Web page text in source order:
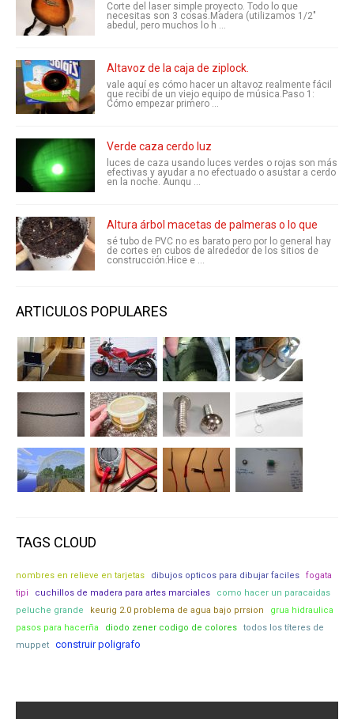
Corte del laser simple proyecto. Todo lo que
necesitas son 3 cosas.Madera (utilizamos 1/2"
abedul, pero muchos lo h ...
Altavoz de la caja de ziplock.
vale aquí es cómo hacer un altavoz realmente fácil
que recibí de un viejo equipo de música.Paso 1:
Cómo empezar primero ...
Verde caza cerdo luz
luces de caza usando luces verdes o rojas son más
efectivas y ayudar a no efectuado o asustar a cerdo
en la noche. Aunqu ...
Altura árbol macetas de palmeras o lo que
sé tubo de PVC no es barato pero por lo general hay
de cortes en cubos de alrededor de los sitios de
construcción.Hice e ...
ARTICULOS POPULARES
TAGS CLOUD
nombres en relieve en tarjetas dibujos opticos para dibujar faciles
fogata
tipi
cuchillos de madera para artes marciales
como hacer un paracaidas
peluche grande
keurig 2.0 problema de agua bajo prrsion
grua hidraulica
pasos para hacerña
diodo zener codigo de colores
todos los títeres de
muppet
construir poligrafo